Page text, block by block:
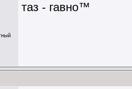
таз - гавно™